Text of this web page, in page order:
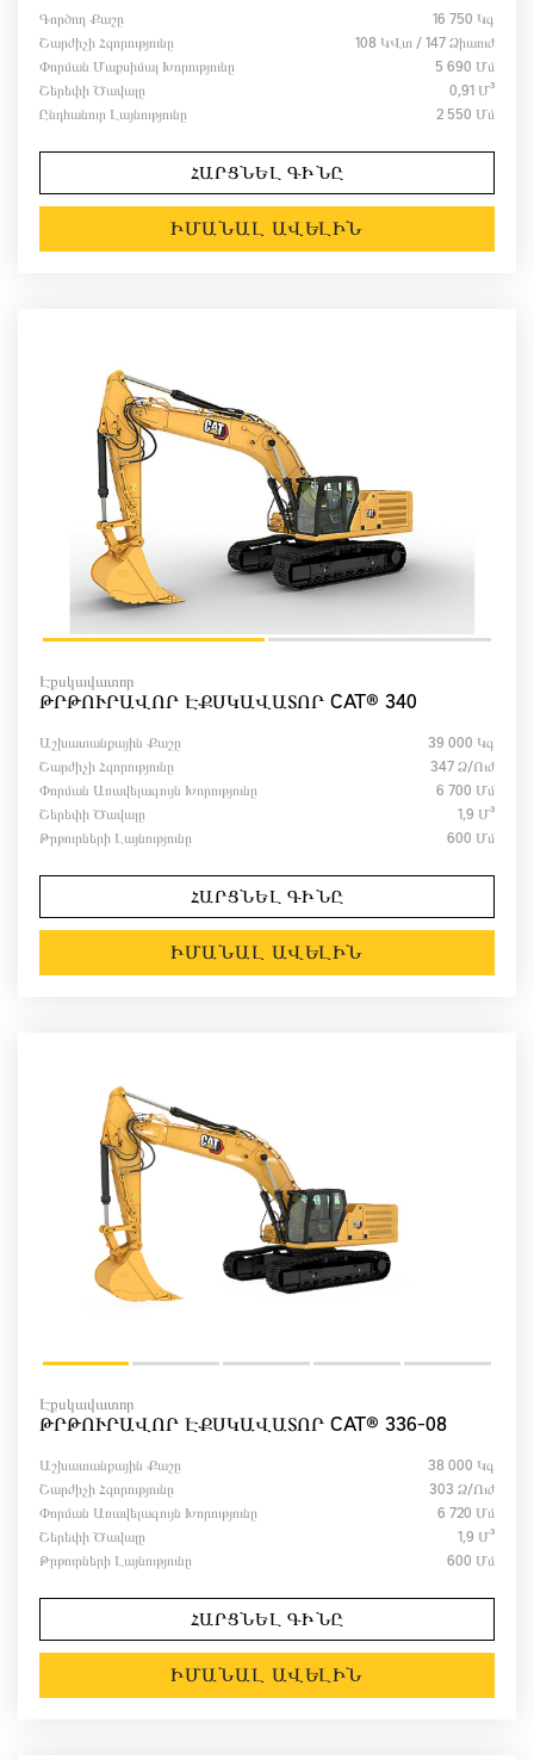
Գործող Քաշը
16 750 Կգ
Շարժիչի Հզորությունը
108 ԿՎտ / 147 Ձիաուժ
Փորման Մաքսիմալ Խորությունը
5 690 Մմ
Շերեփի Ծավալը
0,91 Մ³
Ընդհանուր Լայնությունը
2 550 Մմ
ՀԱՐՑՆԵԼ ԳԻՆԸ
ԻՄԱՆԱԼ ԱՎԵԼԻՆ
Էքսկավատոր
ԹՐԹՈՒՐԱՎՈՐ ԷՔՍԿԱՎԱՏՈՐ CAT® 340
Աշխատանքային Քաշը
39 000 Կգ
Շարժիչի Հզորությունը
347 Ձ/ուժ
Փորման Առավելագույն Խորությունը
6 700 Մմ
Շերեփի Ծավալը
1,9 Մ³
Թրթուրների Լայնությունը
600 Մմ
ՀԱՐՑՆԵԼ ԳԻՆԸ
ԻՄԱՆԱԼ ԱՎԵԼԻՆ
Էքսկավատոր
ԹՐԹՈՒՐԱՎՈՐ ԷՔՍԿԱՎԱՏՈՐ CAT® 336-08
Աշխատանքային Քաշը
38 000 Կգ
Շարժիչի Հզորությունը
303 Ձ/ուժ
Փորման Առավելագույն Խորությունը
6 720 Մմ
Շերեփի Ծավալը
1,9 Մ³
Թրթուրների Լայնությունը
600 Մմ
ՀԱՐՑՆԵԼ ԳԻՆԸ
ԻՄԱՆԱԼ ԱՎԵԼԻՆ